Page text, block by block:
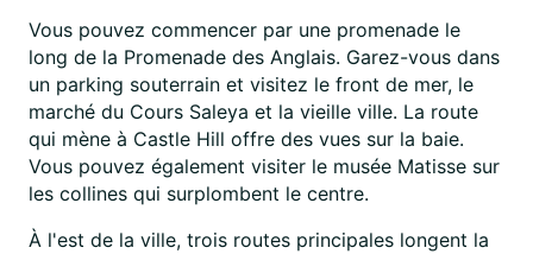
Vous pouvez commencer par une promenade le
long de la Promenade des Anglais. Garez-vous dans
un parking souterrain et visitez le front de mer, le
marché du Cours Saleya et la vieille ville. La route
qui mène à Castle Hill offre des vues sur la baie.
Vous pouvez également visiter le musée Matisse sur
les collines qui surplombent le centre.
À l'est de la ville, trois routes principales longent la